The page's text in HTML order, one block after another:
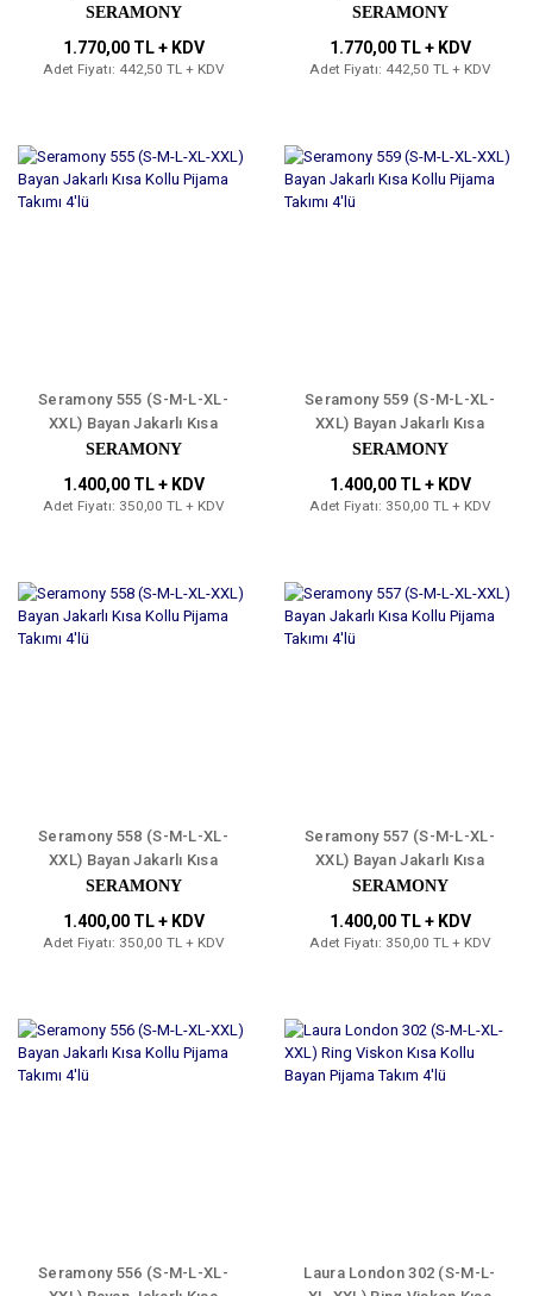
Boydan Düğmeli Bayan
SERAMONY
1.770,00 TL + KDV
Adet Fiyatı: 442,50 TL + KDV
Boydan Düğmeli Bayan
SERAMONY
1.770,00 TL + KDV
Adet Fiyatı: 442,50 TL + KDV
Seramony 555 (S-M-L-XL-
XXL) Bayan Jakarlı Kısa
Kollu Pijama Takımı 4'lü
SERAMONY
1.400,00 TL + KDV
Adet Fiyatı: 350,00 TL + KDV
Seramony 559 (S-M-L-XL-
XXL) Bayan Jakarlı Kısa
Kollu Pijama Takımı 4'lü
SERAMONY
1.400,00 TL + KDV
Adet Fiyatı: 350,00 TL + KDV
Seramony 558 (S-M-L-XL-
XXL) Bayan Jakarlı Kısa
Kollu Pijama Takımı 4'lü
SERAMONY
1.400,00 TL + KDV
Adet Fiyatı: 350,00 TL + KDV
Seramony 557 (S-M-L-XL-
XXL) Bayan Jakarlı Kısa
Kollu Pijama Takımı 4'lü
SERAMONY
1.400,00 TL + KDV
Adet Fiyatı: 350,00 TL + KDV
Seramony 556 (S-M-L-XL-
Laura London 302 (S-M-L-